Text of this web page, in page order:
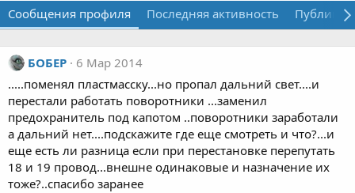
Сообщения профиля Последняя активность
БОБЕР
6 Мар 2014
.....поменял пластмасску...но пропал дальний свет....и
перестали работать поворотники ...заменил
предохранитель под капотом ..поворотники заработали
а дальний нет....подскажите где еще смотреть и что?...и
еще есть ли разница если при перестановке перепутать
18 и 19 провод...внешне одинаковые и назначение их
тоже?..спасибо заранее